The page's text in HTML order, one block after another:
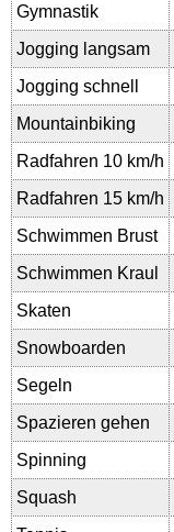
Gymnastik
Jogging langsam
Jogging schnell
Mountainbiking
Radfahren 10 km/h
Radfahren 15 km/h
Schwimmen Brust
Schwimmen Kraul
Skaten
Snowboarden
Segeln
Spazieren gehen
Spinning
Squash